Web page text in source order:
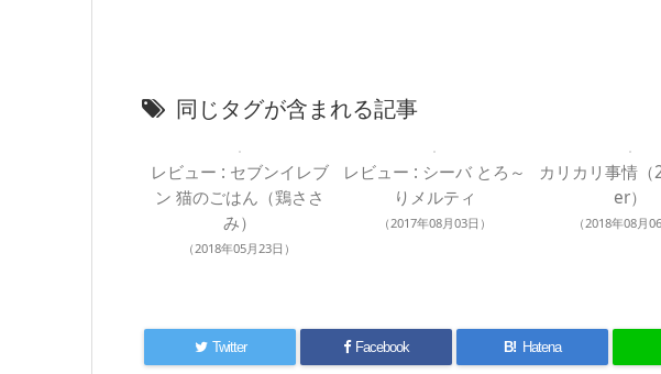
同じタグが含まれる記事
レビュー : セブンイレブ
ン 猫のごはん（鶏ささ
み）
（2018年05月23日）
レビュー : シーバ とろ～
りメルティ
（2017年08月03日）
カリカリ事情
er）
（2018年08月06
Twitter Facebook B! Hatena